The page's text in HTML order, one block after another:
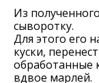
Из
сыворотку.
Для этого его
куски,
обработанные
вдвое марлей.